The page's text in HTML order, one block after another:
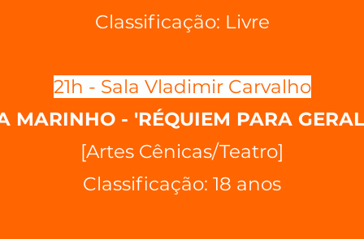
Classificação: Livre
21h - Sala Vladimir Carvalho
MARINHO - 'RÉQUIEM PARA
[Artes Cênicas/Teatro]
Classificação: 18 anos